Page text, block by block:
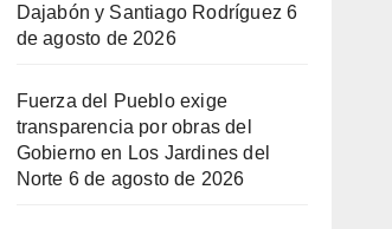
Dajabón y Santiago Rodríguez 6
de agosto de 2026
Fuerza del Pueblo exige
transparencia por obras del
Gobierno en Los Jardines del
Norte 6 de agosto de 2026